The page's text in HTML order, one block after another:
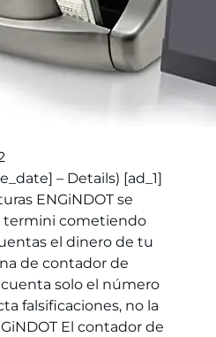
– Details) [ad_1]
ENGiNDOT se
termini cometiendo
el dinero de tu
de contador de
solo el número
falsificaciones, no la
El contador de